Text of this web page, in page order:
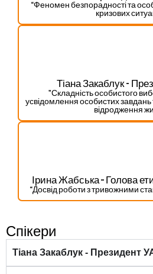
“Феномен безпорадності та
кризових
Тіана Закаблук -
"Складність особистого
усвідомлення особистих завдань
відродження
Ірина Жабська – Голова
“Досвід роботи з тривожними
Спікери
Тіана Закаблук - Президент